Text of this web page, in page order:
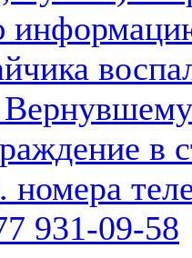
в
номера
931-09-58